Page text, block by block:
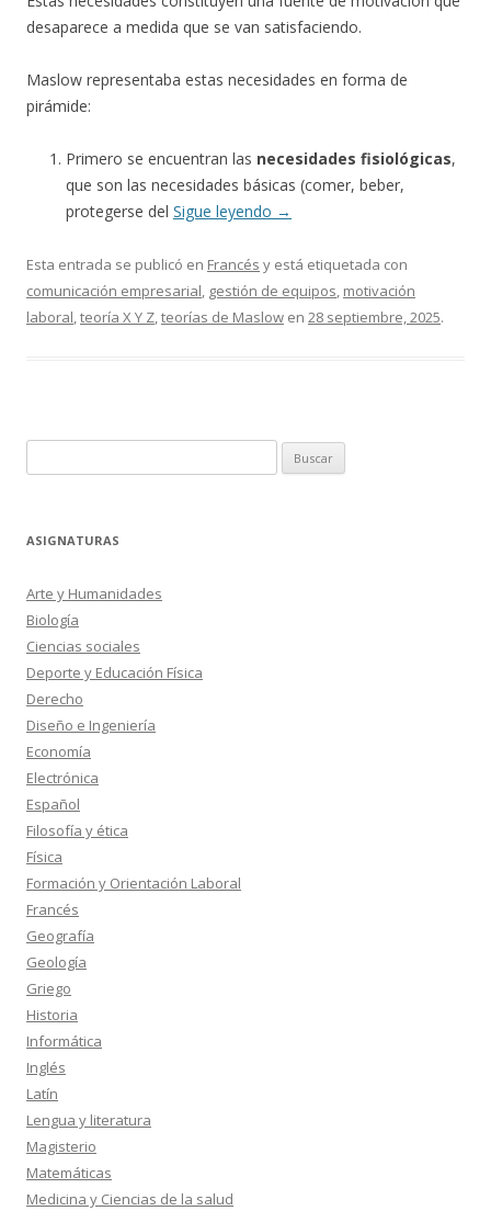
desaparece a medida que se van satisfaciendo.
Maslow representaba estas necesidades en forma de
pirámide:
Primero se encuentran las necesidades fisiológicas,
que son las necesidades básicas (comer, beber,
protegerse del Sigue leyendo →
Esta entrada se publicó en Francés y está etiquetada con
comunicación empresarial, gestión de equipos, motivación
laboral,teoría X Y Z,teorías de Maslow en 28 septiembre, 2025.
ASIGNATURAS
Arte y Humanidades
Biología
Ciencias sociales
Deporte y Educación Física
Derecho
Diseño e Ingeniería
Economía
Electrónica
Español
Filosofía y ética
Física
Formación y Orientación Laboral
Francés
Geografía
Geología
Griego
Historia
Informática
Inglés
Latín
Lengua y literatura
Magisterio
Matemáticas
Medicina y Ciencias de la salud